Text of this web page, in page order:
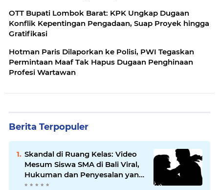
OTT Bupati Lombok Barat: KPK Ungkap Dugaan
Konflik Kepentingan Pengadaan, Suap Proyek hingga
Gratifikasi
Hotman Paris Dilaporkan ke Polisi, PWI Tegaskan
Permintaan Maaf Tak Hapus Dugaan Penghinaan
Profesi Wartawan
Berita Terpopuler
Skandal di Ruang Kelas: Video
Mesum Siswa SMA di Bali Viral,
Hukuman dan Penyesalan yang
Mengikuti